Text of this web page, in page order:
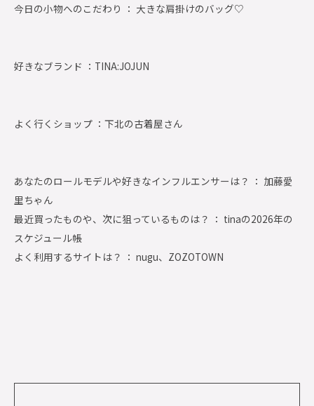
今日の小物へのこだわり ： 大きな肩掛けのバッグ♡
好きなブランド ： TINA:JOJUN
よく行くショップ ： 下北の古着屋さん
あなたのロールモデルや好きなインフルエンサーは？ ： 加藤愛
里ちゃん
最近買ったものや、次に狙っているものは？ ： tinaの2026年の
スケジュール帳
よく利用するサイトは？ ： nugu、ZOZOTOWN